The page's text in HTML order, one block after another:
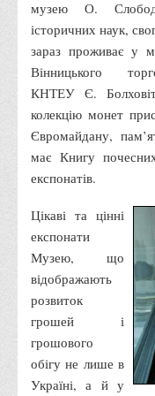
Правила
умовах війни
Що можна і не
Контакти
допомагають
пов'язане з
10 точних
наркотики.
3D тур
Екскурсія до ВТЕІ
SEL
Smart Electronic
Репозиторій
Структура
музею О.
історичних наук,
зараз проживає у
Вінницького
КНТЕУ Є.
колекцію монет
Євромайдану,
має Книгу почесних
експонатів.
Цікаві та цінні
експонати
Музею, що
відображають
розвиток
грошей і
грошового
обігу не лише в
Україні, а й у